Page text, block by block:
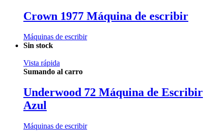
Crown 1977 Máquina de escribir
Máquinas de escribir
Sin stock
Vista rápida
Sumando al carro
Underwood 72 Máquina de Escribir
Azul
Máquinas de escribir